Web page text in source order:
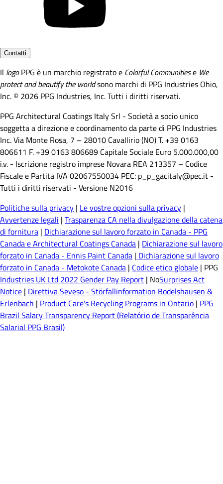
Contatti
Il logoPPG è un marchio registrato e Colorful Communitiese We
protect and beautify the worldsono marchi di PPG Industries Ohio,
Inc. © 2026 PPG Industries, Inc. Tutti i diritti riservati.
PPG Architectural Coatings Italy Srl - Società a socio unico
soggetta a direzione e coordinamento da parte di PPG Industries
Inc. Via Monte Rosa, 7 – 28010 Cavallirio (NO) T. +39 0163
806611 F. +39 0163 806689 Capitale Sociale Euro 5.000.000,00
i.v. - Iscrizione registro imprese Novara REA 213357 – Codice
Fiscale e Partita IVA 02067550034 PEC: p_p_gacitaly@pec.it -
Tutti i diritti riservati - Versione N2016
Politiche sulla privacy | Le vostre opzioni sulla privacy |
Avvertenze legali | Trasparenza CA nella divulgazione della catena
di fornitura | Dichiarazione sul lavoro forzato in Canada - PPG
Canada e Architectural Coatings Canada | Dichiarazione sul lavoro
forzato in Canada - Ennis Paint Canada | Dichiarazione sul lavoro
forzato in Canada - Metokote Canada | Codice etico globale | PPG
Industries UK Ltd 2022 Gender Pay Report | NoSurprises Act
Notice | Direttiva Seveso - Störfallinformation Bodelshausen &
Erlenbach | Product Care's Recycling Programs in Ontario | PPG
Brazil Salary Transparency Report (Relatório de Transparência
Salarial PPG Brasil)